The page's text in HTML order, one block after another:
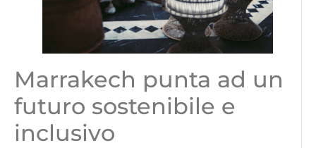
Marrakech punta ad un
futuro sostenibile e
inclusivo